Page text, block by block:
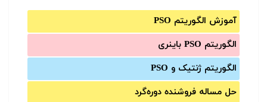
آموزش الگوریتم PSO
الگوریتم PSO باینری
الگوریتم ژنتیک و PSO
حل مساله فروشنده دوره‌گرد